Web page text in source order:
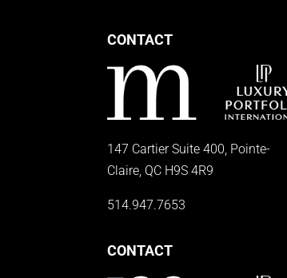
CONTACT
147 Cartier Suite 400, Pointe-
Claire, QC H9S 4R9
514.947.7653
CONTACT